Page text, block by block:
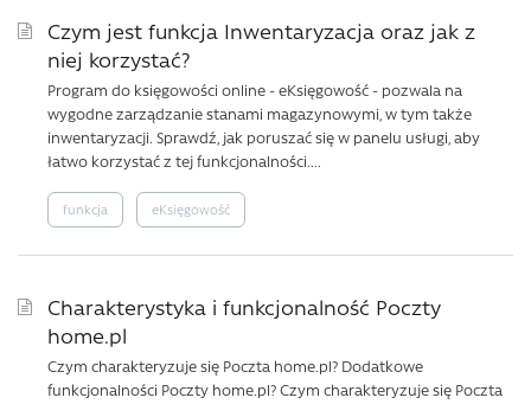
Czym jest funkcja Inwentaryzacja oraz jak z
niej korzystać?
Program do księgowości online - eKsięgowość - pozwala na
wygodne zarządzanie stanami magazynowymi, w tym także
inwentaryzacji. Sprawdź, jak poruszać się w panelu usługi, aby
łatwo korzystać z tej funkcjonalności....
funkcja eKsięgowość
Charakterystyka i funkcjonalność Poczty
home.pl
Czym charakteryzuje się Poczta home.pl? Dodatkowe
funkcjonalności Poczty home.pl? Czym charakteryzuje się Poczta